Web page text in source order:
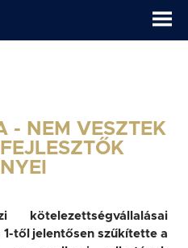
- NEM VESZTEK
kötelezettségvállalásai
1-től jelentősen szűkítette a